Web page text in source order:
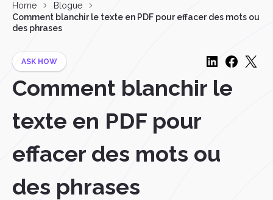
Home
Blogue
Comment blanchir le texte en PDF pour effacer des mots ou
des phrases
ASK HOW
Comment blanchir le
texte en PDF pour
effacer des mots ou
des phrases